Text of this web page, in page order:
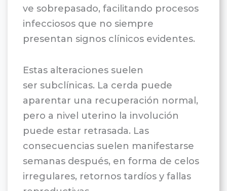
ve sobrepasado, facilitando procesos
infecciosos que no siempre
presentan signos clínicos evidentes.
Estas alteraciones suelen
ser subclínicas. La cerda puede
aparentar una recuperación normal,
pero a nivel uterino la involución
puede estar retrasada. Las
consecuencias suelen manifestarse
semanas después, en forma de celos
irregulares, retornos tardíos y fallas